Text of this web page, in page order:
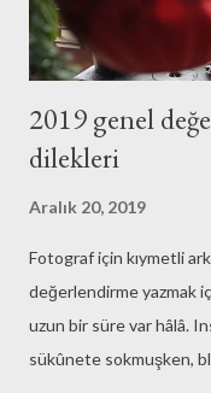
2019 genel
dilekleri
Aralık 20, 2019
Fotograf için kıymetli
değerlendirme yazmak
uzun bir süre var hâlâ.
sükûnete sokmuşken,